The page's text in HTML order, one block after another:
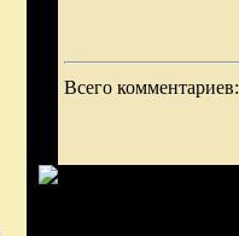
Всего комментариев: